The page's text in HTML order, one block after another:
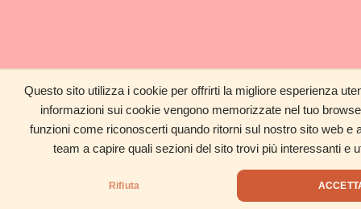
Questo sito utilizza i cookie per offrirti la migliore esperienza
informazioni sui cookie vengono memorizzate nel tuo
funzioni come riconoscerti quando ritorni sul nostro sito web e
team a capire quali sezioni del sito trovi più interessanti e
Rifiuta